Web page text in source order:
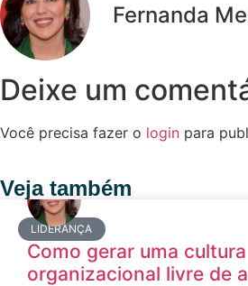
Fernanda
Deixe um
Você precisa fazer o login para
Veja também
LIDERANÇA
Como gerar uma cultura
organizacional livre de